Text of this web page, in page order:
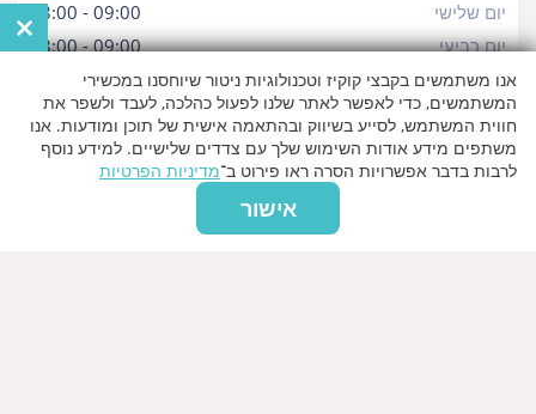
יום שלישי
09:00 - 18:00
יום רביעי
09:00 - 18:00
יום חמישי
09:00 - 18:00
יום שישי
09:00 - 16:00
יום שבת
09:00 - 16:00
×
אנו משתמשים בקבצי קוקיז וטכנולוגיות ניטור שיוחסנו במכשירי
המשתמשים, כדי לאפשר לאתר שלנו לפעול כהלכה, לעבד ולשפר את
חווית המשתמש, לסייע בשיווק ובהתאמה אישית של תוכן ומודעות. אנו
משתפים מידע אודות השימוש שלך עם צדדים שלישיים. למידע נוסף
לרבות בדבר אפשרויות הסרה ראו פירוט ב־מדיניות הפרטיות
אישור